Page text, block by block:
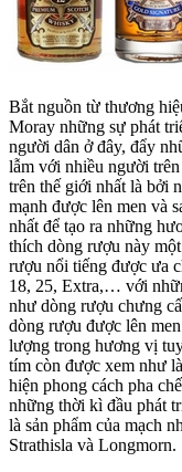
Bắt nguồn từ thương
Moray những sự phát
người dân ở đây, đẩy
lẫm với nhiều người
trên thế giới nhất là bởi
mạnh được lên men và
nhất để tạo ra những
thích dòng rượu này
rượu nổi tiếng được ưa
18, 25, Extra,… với
như dòng rượu chưng
dòng rượu được lên
lượng trong hương vị
tím còn được xem như
hiện phong cách pha
những thời kì đầu phát
là sản phẩm của mạch
Strathisla và Longmorn.